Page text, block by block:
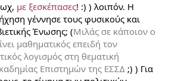
με ξεσκέπασες! :) ) λοιπόν. Η
γέννησε τους φυσικούς και
Ένωσης; (Μιλάς σε κάποιον ο
μαθηματικός επειδή τον
λογισμός στη θεματική
Επιστημών της ΕΣΣΔ ;) ) Για